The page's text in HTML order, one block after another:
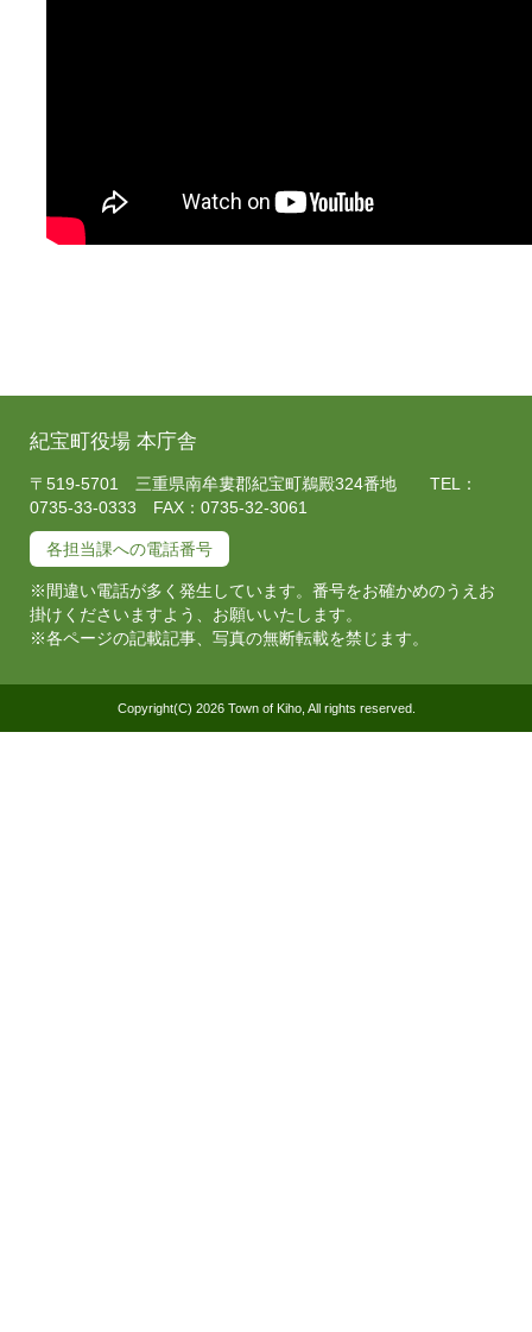
紀宝町役場 本庁舎
〒519-5701 三重県南牟婁郡紀宝町鵜殿324番地 TEL：
0735-33-0333 FAX：0735-32-3061
各担当課への電話番号
※間違い電話が多く発生しています。番号をお確かめのうえお
掛けくださいますよう、お願いいたします。
※各ページの記載記事、写真の無断転載を禁じます。
Copyright(C) 2026 Town of Kiho, All rights reserved.